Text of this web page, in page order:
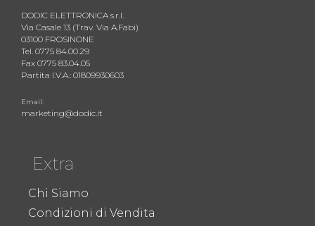
DODIC ELETTRONICA s.r.l.
Via Casale 13 (Trav. Via A.Fabi)
03100 FROSINONE
Tel. 0775 84.00.29
Fax 0775 83.04.05
Partita I.V.A.: 01809930603
Email:
marketing@dodic.it
Extra
Chi Siamo
Condizioni di Vendita